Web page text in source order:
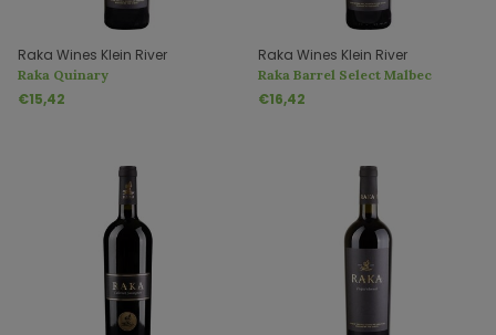
Raka Wines Klein River
Raka Quinary
€15,42
Raka Wines Klein River
Raka Barrel Select Malbec
€16,42